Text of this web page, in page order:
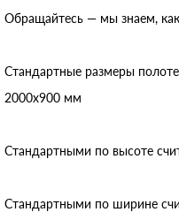
Обращайтесь — мы знаем,
Стандартные размеры
2000x900 мм
Стандартными по высоте
Стандартными по ширине